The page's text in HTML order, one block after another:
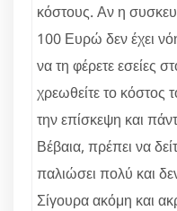
κόστους. Αν η
100 Ευρώ δεν έχει
να τη φέρετε εσείες
χρεωθείτε το κόστος
την επίσκεψη και
Βέβαια, πρέπει να
παλιώσει πολύ και
Σίγουρα ακόμη και